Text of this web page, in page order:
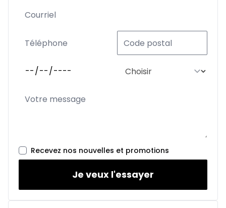
Recevez nos nouvelles et promotions
Je veux l'essayer